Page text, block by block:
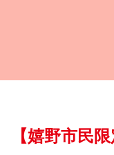
【嬉野市民